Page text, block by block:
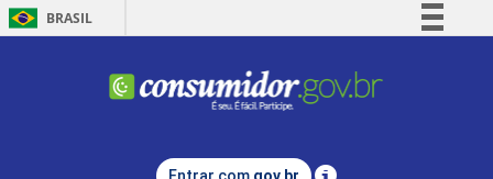
BRASIL
Comunica BR